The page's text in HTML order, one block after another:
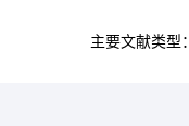
主要文献类型：